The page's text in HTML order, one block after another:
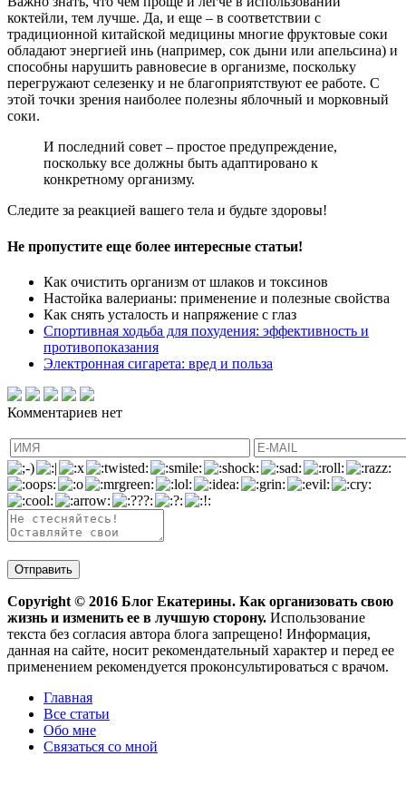
коктейли, тем лучше. Да, и еще – в соответствии с
традиционной китайской медицины многие фруктовые соки
обладают энергией инь (например, сок дыни или апельсина) и
способны нарушить равновесие в организме, поскольку
перегружают селезенку и не благоприятствуют ее работе. С
этой точки зрения наиболее полезны яблочный и морковный
соки.
И последний совет – простое предупреждение,
поскольку все должны быть адаптировано к
конкретному организму.
Следите за реакцией вашего тела и будьте здоровы!
Не пропустите еще более интересные статьи!
Как очистить организм от шлаков и токсинов
Настойка валерианы: применение и полезные свойства
Как снять усталость и напряжение с глаз
Спортивная ходьба для похудения: эффективность и
противопоказания
Электронная сигарета: вред и польза
Комментариев нет
Copyright © 2016 Блог Екатерины. Как организовать свою
жизнь и изменить ее в лучшую сторону. Использование
текста без согласия автора блога запрещено! Информация,
данная на сайте, носит рекомендательный характер и перед ее
применением рекомендуется проконсультироваться с врачом.
Главная
Все статьи
Обо мне
Связаться со мной